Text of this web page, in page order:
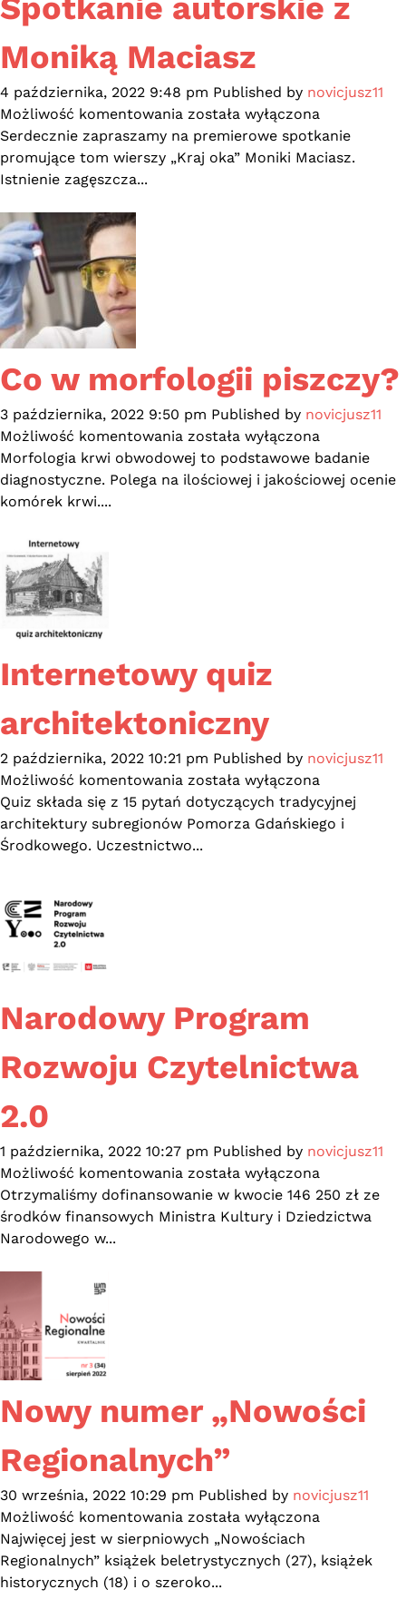
Spotkanie autorskie z
Moniką Maciasz
4 października, 2022 9:48 pm Published by novicjusz11
Możliwość komentowania Spotkanie
autorskie
z
została wyłączona
Serdecznie zapraszamy na premierowe spotkanie
promujące tom wierszy „Kraj oka” Moniki Maciasz.
Istnienie zagęszcza...
Co w morfologii piszczy?
3 października, 2022 9:50 pm Published by novicjusz11
Możliwość komentowania Co
w
morfologii
została wyłączona
Morfologia krwi obwodowej to podstawowe badanie
diagnostyczne. Polega na ilościowej i jakościowej ocenie
komórek krwi....
Internetowy quiz
architektoniczny
2 października, 2022 10:21 pm Published by novicjusz11
Możliwość komentowania Internetowy
quiz
architektoniczny
została wyłączona
Quiz składa się z 15 pytań dotyczących tradycyjnej
architektury subregionów Pomorza Gdańskiego i
Środkowego. Uczestnictwo...
Narodowy Program
Rozwoju Czytelnictwa
2.0
1 października, 2022 10:27 pm Published by novicjusz11
Możliwość komentowania Narodowy
Program
Rozwoju
została wyłączona
Otrzymaliśmy dofinansowanie w kwocie 146 250 zł ze
środków finansowych Ministra Kultury i Dziedzictwa
Narodowego w...
Nowy numer „Nowości
Regionalnych”
30 września, 2022 10:29 pm Published by novicjusz11
Możliwość komentowania Nowy
numer
„Nowości
Regionalnych”
została wyłączona
Najwięcej jest w sierpniowych „Nowościach
Regionalnych” książek beletrystycznych (27), książek
historycznych (18) i o szeroko...